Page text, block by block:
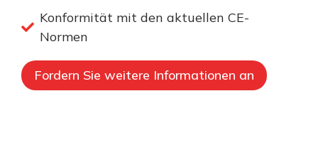
Konformität mit den aktuellen CE-
Normen
Fordern Sie weitere Informationen an